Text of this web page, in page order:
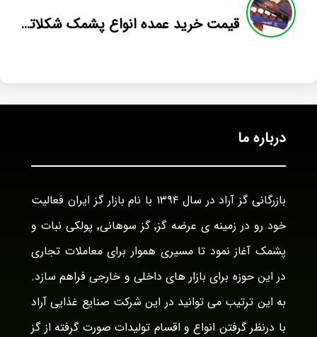
قیمت خرید عمده انواع پشمک شکلاتی صادراتی
درباره ما
بازرگانی گز آراد در سال ۱۳۹۴ با نام بازار گز ایران فعالیت
خود رو در زمینه ی عرضه گز٬ گز سوهانی٬ پولکی نبات و
پشمک آغاز نمود تا مسیری هموار برای معاملات تجاری
در این حوزه برای بازار های داخلی و خارجی فراهم سازد.
به این ترتیب می توانید در این شرکت صنایع غذایی آراد
با درنظر گرفتن انواع و اقسام تولیدات صورت گرفته از گز